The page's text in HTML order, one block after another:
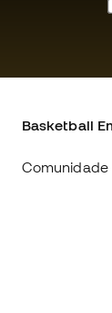
Basketball